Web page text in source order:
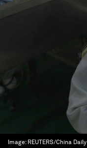
Image: REUTERS/China Daily